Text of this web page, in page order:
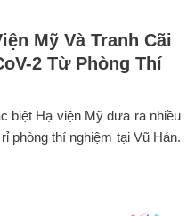
Mỹ Và Tranh Cãi
2 Từ Phòng Thí
biệt Hạ viện Mỹ đưa ra nhiều
phòng thí nghiệm tại Vũ Hán.